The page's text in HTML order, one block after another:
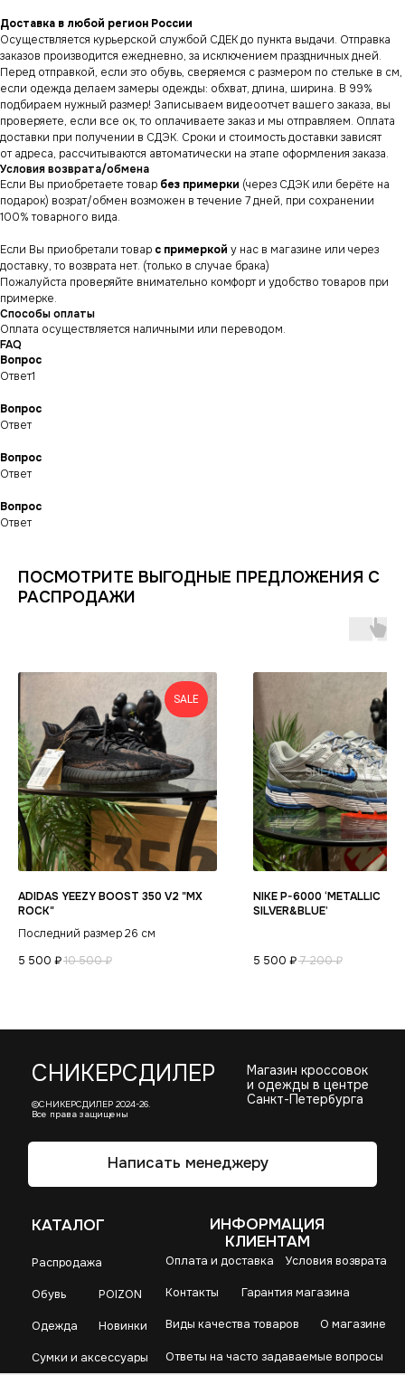
Доставка в любой регион России
Осуществляется курьерской службой СДЕК до пункта выдачи. Отправка
заказов производится ежедневно, за исключением праздничных дней.
Перед отправкой, если это обувь, сверяемся с размером по стельке в см,
если одежда делаем замеры одежды: обхват, длина, ширина. В 99%
подбираем нужный размер! Записываем видеоотчет вашего заказа, вы
проверяете, если все ок, то оплачиваете заказ и мы отправляем. Оплата
доставки при получении в СДЭК. Сроки и стоимость доставки зависят
от адреса, рассчитываются автоматически на этапе оформления заказа.
Условия возврата/обмена
Если Вы приобретаете товар без примерки (через СДЭК или берёте на
подарок) возрат/обмен возможен в течение 7 дней, при сохранении
100% товарного вида.
Если Вы приобретали товар с примеркой у нас в магазине или через
доставку, то возврата нет. (только в случае брака)
Пожалуйста проверяйте внимательно комфорт и удобство товаров при
примерке.
Способы оплаты
Оплата осуществляется наличными или переводом.
FAQ
Вопрос
Ответ1
Вопрос
Ответ
Вопрос
Ответ
Вопрос
Ответ
ПОСМОТРИТЕ ВЫГОДНЫЕ ПРЕДЛОЖЕНИЯ С
РАСПРОДАЖИ
SALE
ADIDAS YEEZY BOOST 350 V2 "MX
ROCK"
Последний размер 26 см
5 500 ₽10 500₽
NIKE P-6000 ‘METALLIC
SILVER&BLUE’
5 500 ₽7 200₽
СНИКЕРСДИЛЕР
ИНФОРМАЦИЯ
КЛИЕНТАМ
Оплата и доставка
конфиденциальности
КАТАЛОГ
Распродажа